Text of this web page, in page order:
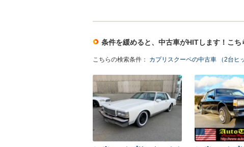
条件を緩めると、中古車がHITします！こち
こちらの検索条件： カプリスクーペの中古車 （2台ヒ